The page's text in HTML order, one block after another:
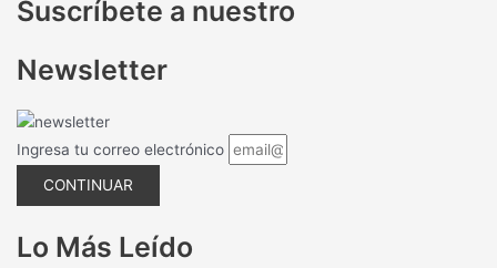
Suscríbete a nuestro
Newsletter
Ingresa tu correo electrónico
CONTINUAR
Lo Más Leído